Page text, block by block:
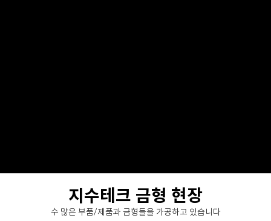
지수테크 금형 현장
수 많은 부품/제품과 금형들을 가공하고 있습니다